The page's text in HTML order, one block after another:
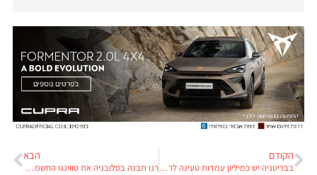
הקודם
בבריטניה יש כמיליון עמדות טעינה לרכב חשמלי וכל 25 דקות מותקנת עמדה ציבורית חדשה
הבא
רנו תבנה בסלובניה את טווינגו החשמלית. מבטיחה רכב זול